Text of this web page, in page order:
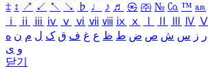
‡ ↕ ↗ ↙ ↖ ↘ ♭ ♩ ♪ ♬ ㉿ ㈜ № ㏇ ™ ㏂
ⅰ
ⅱ ⅲ ⅳ ⅴ ⅵ ⅶ ⅷ ⅸ ⅹ Ⅳ Ⅴ
ر ز س ش ص ض ط ظ ع غ ف ق ک ل م ن ه
و ی
닫기